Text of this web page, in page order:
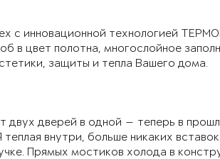
с инновационной технологией
в цвет полотна, многослойное
защиты и тепла Вашего дома.
дверей в одной — теперь в
внутри, больше никаких
Прямых мостиков холода в